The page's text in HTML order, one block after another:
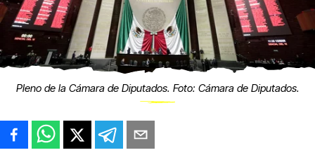
Pleno de la Cámara de Diputados. Foto: Cámara de Diputados.